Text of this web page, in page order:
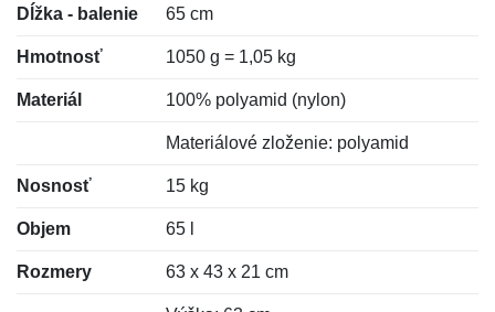
Dĺžka - balenie 65 cm
Hmotnosť 1050 g = 1,05 kg
Materiál 100% polyamid (nylon)
Materiálové zloženie: polyamid
Nosnosť 15 kg
Objem 65 l
Rozmery 63 x 43 x 21 cm